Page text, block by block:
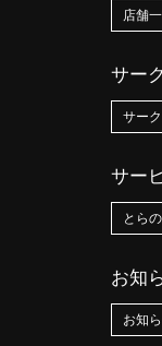
店舗
サー
サー
サー
とら
お知
お知